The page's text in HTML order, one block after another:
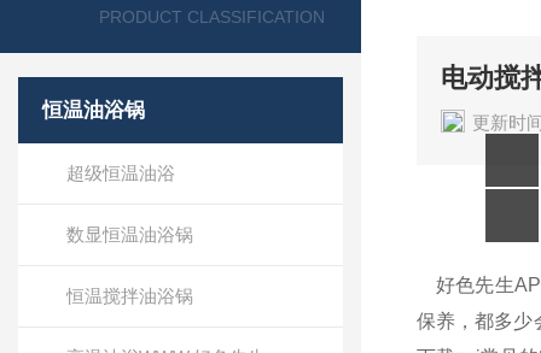
PRODUCT CLASSIFICATION
恒温油浴锅
超级恒温油浴
数显恒温油浴锅
恒温搅拌油浴锅
电动搅
更新时
好色先生
保养，都